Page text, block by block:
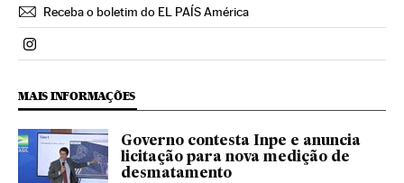
Receba o boletim do EL PAÍS América
Politica El País Brasil en Instagram
MAIS INFORMAÇÕES
Governo contesta Inpe e anuncia
licitação para nova medição de
desmatamento